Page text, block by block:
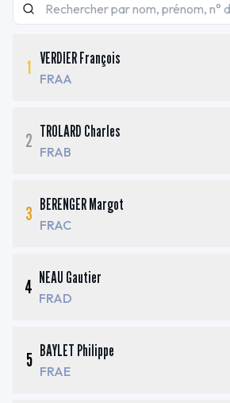
1 VERDIER François
FRAA
2 TROLARD Charles
FRAB
3 BERENGER Margot
FRAC
4 NEAU Gautier
FRAD
5 BAYLET Philippe
FRAE